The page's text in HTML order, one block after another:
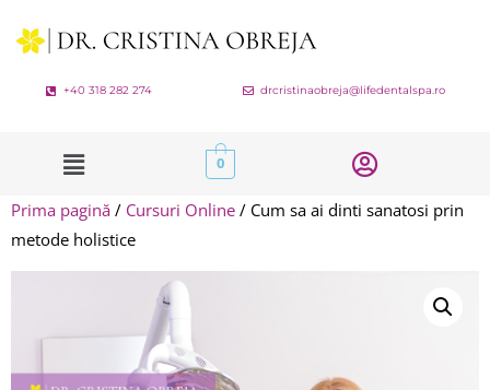
+40 318 282 274 drcristinaobreja@lifedentalspa.ro
0
Prima pagină / Cursuri Online / Cum sa ai dinti sanatosi prin
metode holistice